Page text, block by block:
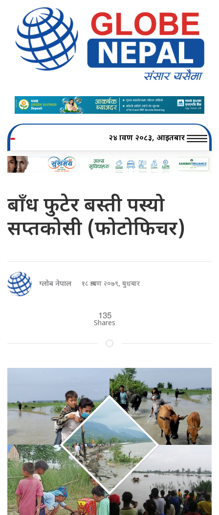
२४ श्रावण २०८३, आइतबार
बाँध फुटेर बस्ती पस्यो
सप्तकोसी (फोटोफिचर)
ग्लोब नेपाल १८ श्रावण २०७९, बुधबार
135
Shares